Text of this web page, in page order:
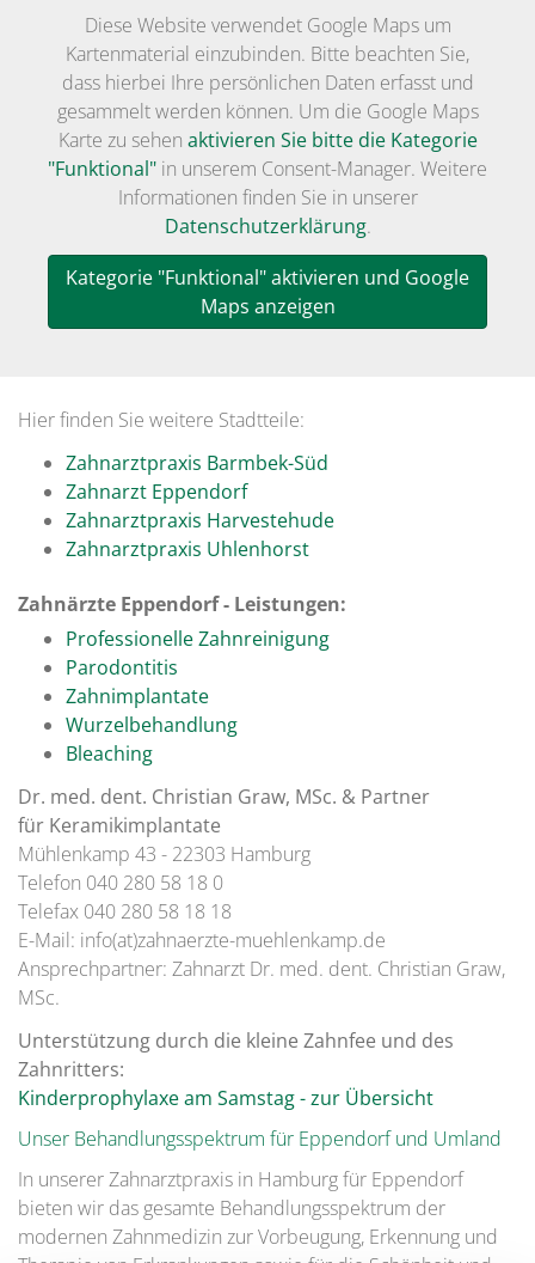
Diese Website verwendet Google Maps um
Kartenmaterial einzubinden. Bitte beachten Sie,
dass hierbei Ihre persönlichen Daten erfasst und
gesammelt werden können. Um die Google Maps
Karte zu sehen aktivieren Sie bitte die Kategorie
"Funktional" in unserem Consent-Manager. Weitere
Informationen finden Sie in unserer
Datenschutzerklärung.
Kategorie "Funktional" aktivieren und Google
Maps anzeigen
Hier finden Sie weitere Stadtteile:
Zahnarztpraxis Barmbek-Süd
Zahnarzt Eppendorf
Zahnarztpraxis Harvestehude
Zahnarztpraxis Uhlenhorst
Zahnärzte Eppendorf - Leistungen:
Professionelle Zahnreinigung
Parodontitis
Zahnimplantate
Wurzelbehandlung
Bleaching
Dr. med. dent. Christian Graw, MSc. & Partner
für Keramikimplantate
Mühlenkamp 43 - 22303 Hamburg
Telefon 040 280 58 18 0
Telefax 040 280 58 18 18
E-Mail: info(at)zahnaerzte-muehlenkamp.de
Ansprechpartner: Zahnarzt Dr. med. dent. Christian Graw,
MSc.
Unterstützung durch die kleine Zahnfee und des
Zahnritters:
Kinderprophylaxe am Samstag - zur Übersicht
Unser Behandlungsspektrum für Eppendorf und Umland
In unserer Zahnarztpraxis in Hamburg für Eppendorf
bieten wir das gesamte Behandlungsspektrum der
modernen Zahnmedizin zur Vorbeugung, Erkennung und